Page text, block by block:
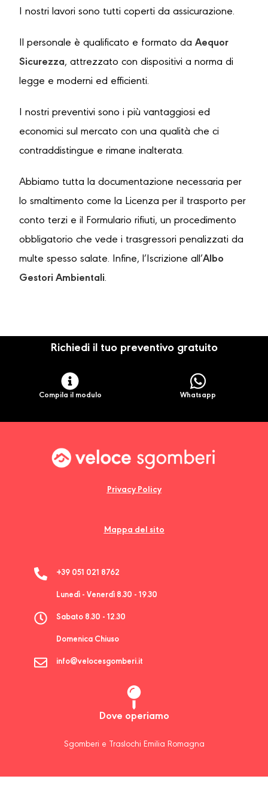
I nostri lavori sono tutti coperti da assicurazione.
Il personale è qualificato e formato da Aequor
Sicurezza, attrezzato con dispositivi a norma di
legge e moderni ed efficienti.
I nostri preventivi sono i più vantaggiosi ed
economici sul mercato con una qualità che ci
contraddistingue e rimane inalterata.
Abbiamo tutta la documentazione necessaria per
lo smaltimento come la Licenza per il trasporto per
conto terzi e il Formulario rifiuti, un procedimento
obbligatorio che vede i trasgressori penalizzati da
multe spesso salate. Infine, l’Iscrizione all’Albo
Gestori Ambientali.
Richiedi il tuo preventivo gratuito
Compila il modulo Whatsapp
Privacy Policy
Mappa del sito
+39 051 021 8762
Lunedì - Venerdì 8.30 - 19.30
Sabato 8.30 - 12.30
Domenica Chiuso
info@velocesgomberi.it
Dove operiamo
Sgomberi e Traslochi Emilia Romagna